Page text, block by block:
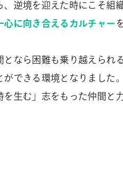
、逆境を迎えた時にこそ組
心に向き合えるカルチャー
となら困難も乗り越えられ
できる環境となりました。
を生む」志をもった仲間と